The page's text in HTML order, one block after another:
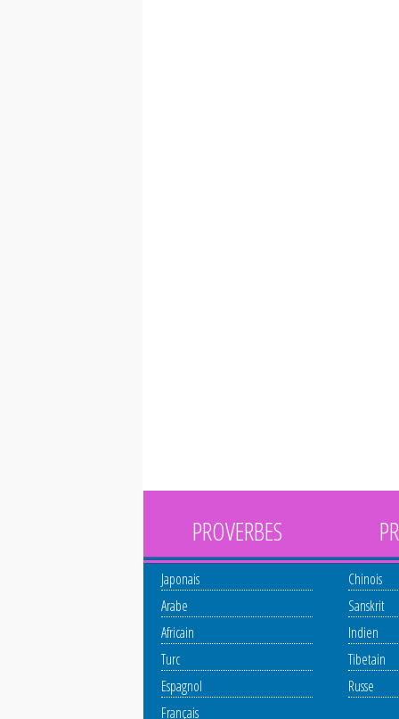
PROVERBES
Japonais
Arabe
Africain
Turc
Espagnol
Français
Chinois
Sanskrit
Indien
Tibetain
Russe